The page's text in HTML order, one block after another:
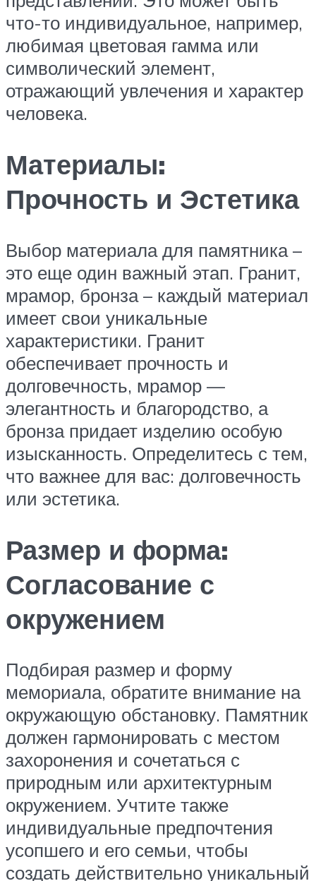
что-то индивидуальное, например,
любимая цветовая гамма или
символический элемент,
отражающий увлечения и характер
человека.
Материалы:
Прочность и Эстетика
Выбор материала для памятника –
это еще один важный этап. Гранит,
мрамор, бронза – каждый материал
имеет свои уникальные
характеристики. Гранит
обеспечивает прочность и
долговечность, мрамор —
элегантность и благородство, а
бронза придает изделию особую
изысканность. Определитесь с тем,
что важнее для вас: долговечность
или эстетика.
Размер и форма:
Согласование с
окружением
Подбирая размер и форму
мемориала, обратите внимание на
окружающую обстановку. Памятник
должен гармонировать с местом
захоронения и сочетаться с
природным или архитектурным
окружением. Учтите также
индивидуальные предпочтения
усопшего и его семьи, чтобы
создать действительно уникальный